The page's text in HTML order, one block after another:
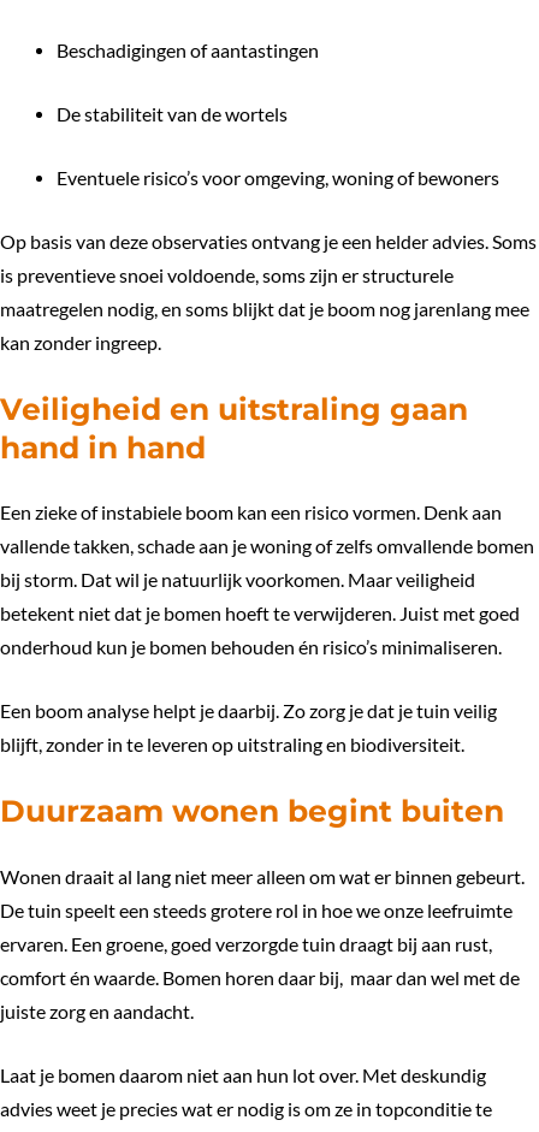
Beschadigingen of aantastingen
De stabiliteit van de wortels
Eventuele risico’s voor omgeving, woning of bewoners
Op basis van deze observaties ontvang je een helder advies. Soms
is preventieve snoei voldoende, soms zijn er structurele
maatregelen nodig, en soms blijkt dat je boom nog jarenlang mee
kan zonder ingreep.
Veiligheid en uitstraling gaan
hand in hand
Een zieke of instabiele boom kan een risico vormen. Denk aan
vallende takken, schade aan je woning of zelfs omvallende bomen
bij storm. Dat wil je natuurlijk voorkomen. Maar veiligheid
betekent niet dat je bomen hoeft te verwijderen. Juist met goed
onderhoud kun je bomen behouden én risico’s minimaliseren.
Een boom analyse helpt je daarbij. Zo zorg je dat je tuin veilig
blijft, zonder in te leveren op uitstraling en biodiversiteit.
Duurzaam wonen begint buiten
Wonen draait al lang niet meer alleen om wat er binnen gebeurt.
De tuin speelt een steeds grotere rol in hoe we onze leefruimte
ervaren. Een groene, goed verzorgde tuin draagt bij aan rust,
comfort én waarde. Bomen horen daar bij, maar dan wel met de
juiste zorg en aandacht.
Laat je bomen daarom niet aan hun lot over. Met deskundig
advies weet je precies wat er nodig is om ze in topconditie te